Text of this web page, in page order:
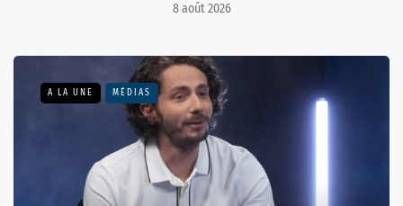
8 août 2026
A LA UNE MÉDIAS